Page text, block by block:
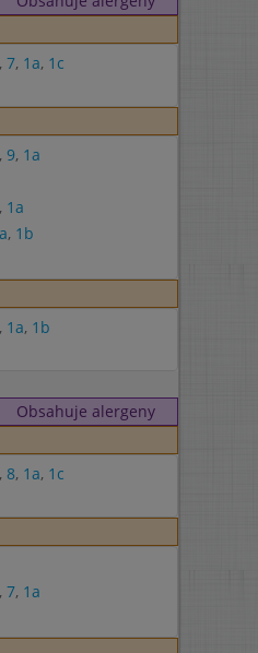
, 7, 1a, 1c
, 9, 1a
1a
, 1b
1a, 1b
Obsahuje alergeny
8, 1a, 1c
, 7, 1a